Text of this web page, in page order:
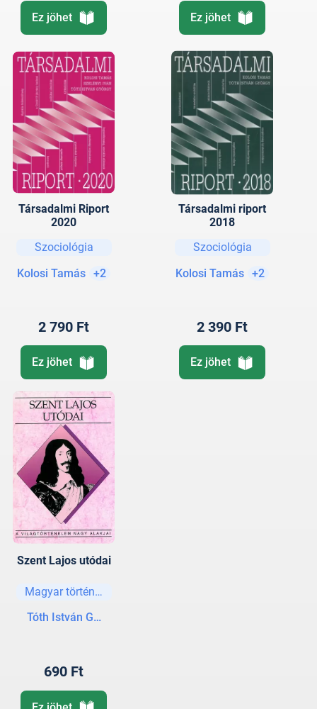
Ez jöhet Ez jöhet
Társadalmi Riport
2020
Szociológia
Kolosi Tamás +2
2 790 Ft
Ez jöhet
Társadalmi riport
2018
Szociológia
Kolosi Tamás +2
2 390 Ft
Ez jöhet
Szent Lajos utódai
Magyar történelem
Tóth István György
690 Ft